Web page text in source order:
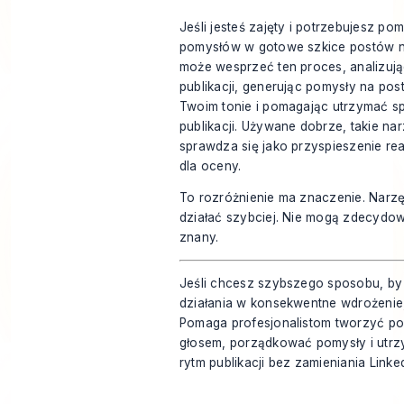
Jeśli jesteś zajęty i potrzebujesz
pomysłów w gotowe szkice postów
może wesprzeć ten proces,
publikacji, generując pomysły na
Twoim tonie i pomagając utrzymać
publikacji. Używane dobrze, takie
sprawdza się jako przyspieszenie
dla oceny.
To rozróżnienie ma znaczenie.
działać szybciej. Nie mogą
znany.
Jeśli chcesz szybszego sposobu,
działania w konsekwentne
Pomaga profesjonalistom tworzyć
głosem, porządkować pomysły i
rytm publikacji bez zamieniania